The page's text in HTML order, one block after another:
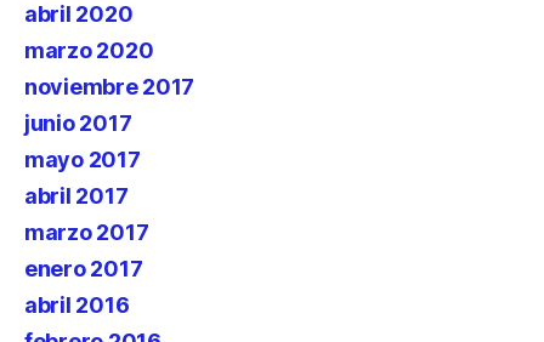
abril 2020
marzo 2020
noviembre 2017
junio 2017
mayo 2017
abril 2017
marzo 2017
enero 2017
abril 2016